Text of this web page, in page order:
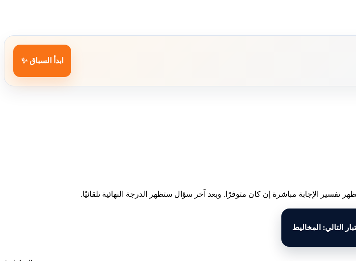
ابدأ السباق ✨
تفسير الإجابة مباشرة إن كان متوفرًا. وبعد آخر سؤال ستظهر الدرجة النهائية تلقائيًا.
التالي: المخاليط